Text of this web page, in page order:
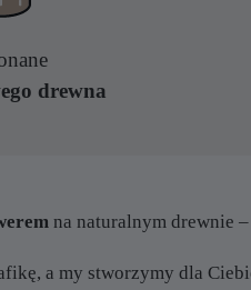
drewna
na naturalnym drewnie
a my stworzymy dla